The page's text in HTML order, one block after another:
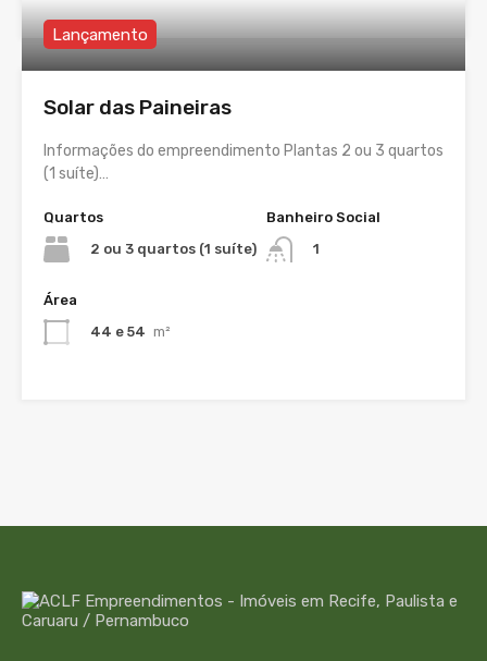
Lançamento
Solar das Paineiras
Informações do empreendimento Plantas 2 ou 3 quartos
(1 suíte)…
Quartos
2 ou 3 quartos (1 suíte)
Banheiro Social
1
Área
44 e 54 m²